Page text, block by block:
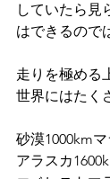
していたら見
はできるので
走りを極める
世界にはたく
砂漠1000kmマ
アラスカ